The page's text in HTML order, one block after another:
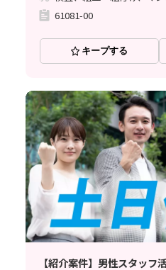
61081-00
キープする
【紹介案件】男性スタッ